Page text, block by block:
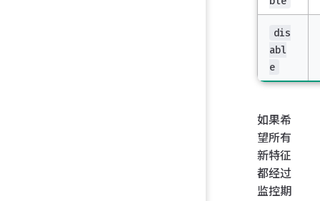
dis
abl
e
如果希
望所有
新特征
都经过
监控期